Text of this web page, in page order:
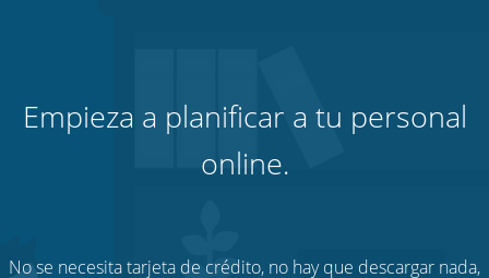
Empieza a planificar a tu personal
online.
No se necesita tarjeta de crédito, no hay que descargar nada,